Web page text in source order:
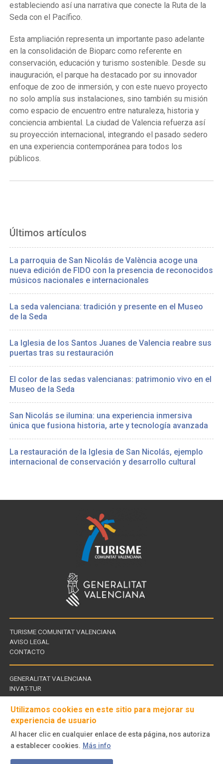
estableciendo así una narrativa que conecte la Ruta de la
Seda con el Pacífico.
Esta ampliación representa un importante paso adelante
en la consolidación de Bioparc como referente en
conservación, educación y turismo sostenible. Desde su
inauguración, el parque ha destacado por su innovador
enfoque de zoo de inmersión, y con este nuevo proyecto
no solo amplía sus instalaciones, sino también su misión
como espacio de encuentro entre naturaleza, historia y
conciencia ambiental. La ciudad de Valencia refuerza así
su proyección internacional, integrando el pasado sedero
en una experiencia contemporánea para todos los
públicos.
Últimos artículos
La parroquia de San Nicolás de València acoge una
nueva edición de FIDO con la presencia de reconocidos
músicos nacionales e internacionales
La seda valenciana: tradición y presente en el Museo
de la Seda
La Iglesia de los Santos Juanes de Valencia reabre sus
puertas tras su restauración
El color de las sedas valencianas: patrimonio vivo en el
Museo de la Seda
San Nicolás se ilumina: una experiencia inmersiva
única que fusiona historia, arte y tecnología avanzada
La restauración de la Iglesia de San Nicolás, ejemplo
internacional de conservación y desarrollo cultural
TURISME COMUNITAT VALENCIANA
AVISO LEGAL
CONTACTO
Links
of
interest
GENERALITAT VALENCIANA
INVAT-TUR
CDT - CENTROS DE TURISMO
Follow
Utilizamos cookies en este sitio para mejorar su
experiencia de usuario
Al hacer clic en cualquier enlace de esta página, nos autoriza
a establecer cookies. Más info